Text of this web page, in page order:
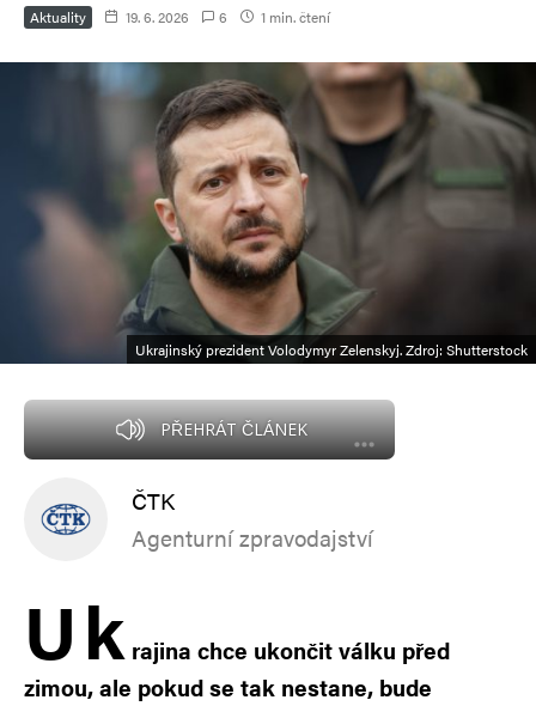
Aktuality 19. 6. 2026 6 1 min. čtení
Ukrajinský prezident Volodymyr Zelenskyj. Zdroj: Shutterstock
PŘEHRÁT ČLÁNEK
ČTK
Agenturní zpravodajství
Uk rajina chce ukončit válku před
zimou, ale pokud se tak nestane, bude